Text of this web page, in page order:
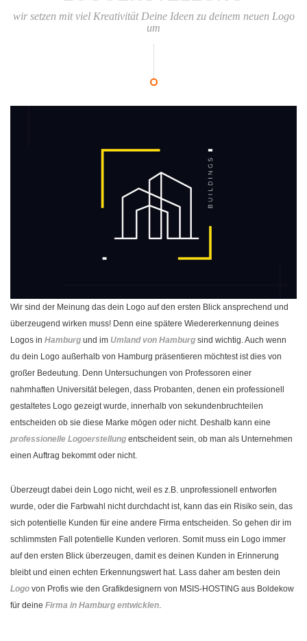
wir setzen mit viel Kreativität Deine Ideen zu deinem neuen Logo
um
Wir sind der Meinung das dein Logo auf den ersten Blick ansprechend und
überzeugend wirken muss! Denn eine spätere Wiedererkennung deines
Logos in Hamburg und im Umland von Hamburg sind wichtig. Auch wenn
du dein Logo außerhalb von Hamburg präsentieren möchtest ist dies von
großer Bedeutung. Denn Untersuchungen von Professoren einer
nahmhaften Universität belegen, dass Probanten, denen ein professionell
gestaltetes Logo gezeigt wurde, innerhalb von sekundenbruchteilen
entscheiden ob sie diese Marke mögen oder nicht. Deshalb kann eine
professionelle Logoerstellung entscheident sein, ob man als Unternehmen
einen Auftrag bekommt oder nicht.
Überzeugt dabei dein Logo nicht, weil es z.B. unprofessionell entworfen
wurde, oder die Farbwahl nicht durchdacht ist, kann das ein Risiko sein, das
sich potentielle Kunden für eine andere Firma entscheiden. So gehen dir im
schlimmsten Fall potentielle Kunden verloren. Somit muss ein Logo immer
auf den ersten Blick überzeugen, damit es deinen Kunden in Erinnerung
bleibt und einen echten Erkennungswert hat. Lass daher am besten dein
Logo von Profis wie den Grafikdesignern von MSIS-HOSTING aus Boldekow
für deine Firma in Hamburg entwicklen